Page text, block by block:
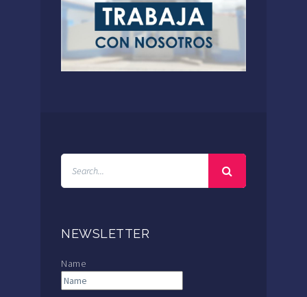
NEWSLETTER
Name